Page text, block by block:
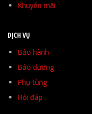
Khuyến mãi
DỊCH VỤ
Bảo hành
Bảo dưỡng
Phụ tùng
Hỏi đáp